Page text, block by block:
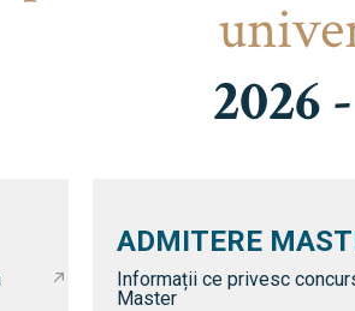
2026
ADMITERE
Informații ce privesc
Master